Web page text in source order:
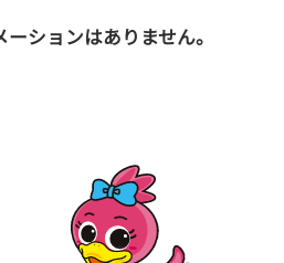
ションはありません。